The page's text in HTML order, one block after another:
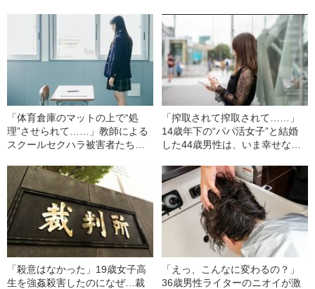
「体育倉庫のマットの上で“処
理”させられて……」教師による
スクールセクハラ被害者たちが
「搾取されて搾取されて……」
14歳年下の“パパ活女子”と結婚
した44歳男性は、いま幸せなの
「殺意はなかった」19歳女子高
生を強姦殺害したのになぜ…裁
「えっ、こんなに変わるの？」
36歳男性ライターのニオイが激